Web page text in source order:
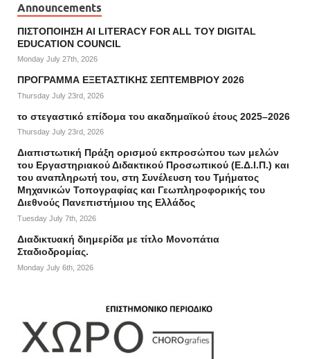
Announcements
ΠΙΣΤΟΠΟΙΗΣΗ AI LITERACY FOR ALL ΤΟΥ DIGITAL
EDUCATION COUNCIL
Monday July 27th, 2026
ΠΡΟΓΡΑΜΜΑ ΕΞΕΤΑΣΤΙΚΗΣ ΣΕΠΤΕΜΒΡΙΟΥ 2026
Thursday July 23rd, 2026
το στεγαστικό επίδομα του ακαδημαϊκού έτους 2025–2026
Thursday July 23rd, 2026
Διαπιστωτική Πράξη ορισμού εκπροσώπου των μελών
του Εργαστηριακού Διδακτικού Προσωπικού (Ε.Δ.Ι.Π.) και
του αναπληρωτή του, στη Συνέλευση του Τμήματος
Μηχανικών Τοπογραφίας και Γεωπληροφορικής του
Διεθνούς Πανεπιστήμιου της Ελλάδος
Tuesday July 7th, 2026
Διαδικτυακή διημερίδα με τίτλο Μονοπάτια
Σταδιοδρομίας.
Monday July 6th, 2026